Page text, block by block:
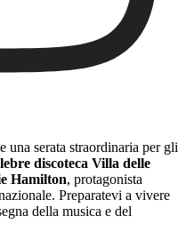
serata straordinaria per gli
discoteca Villa delle
Hamilton, protagonista
Preparatevi a vivere
della musica e del